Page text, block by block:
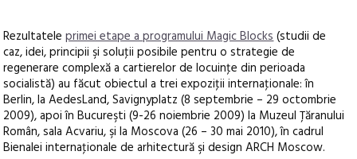
Rezultateleprimei etape a programului Magic Blocks(studii de
caz, idei, principii şi soluţii posibile pentru o strategie de
regenerare complexă a cartierelor de locuinţe din perioada
socialistă) au făcut obiectul a trei expoziţii internaţionale: în
Berlin, la AedesLand, Savignyplatz (8 septembrie – 29 octombrie
2009), apoi în Bucureşti (9-26 noiembrie 2009) la Muzeul Ţăranului
Român, sala Acvariu, şi la Moscova (26 – 30 mai 2010), în cadrul
Bienalei internaţionale de arhitectură şi design ARCH Moscow.